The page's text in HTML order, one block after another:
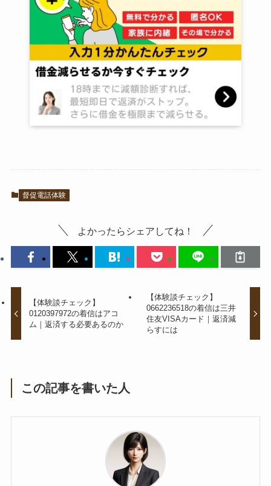
督促電話体験
よかったらシェアしてね！
【体験談チェック】
0120397972の着信はアコ
ム｜返済する必要あるのか
【体験談チェック】
0662236518の着信は三井
住友VISAカード｜返済減
らすには
この記事を書いた人